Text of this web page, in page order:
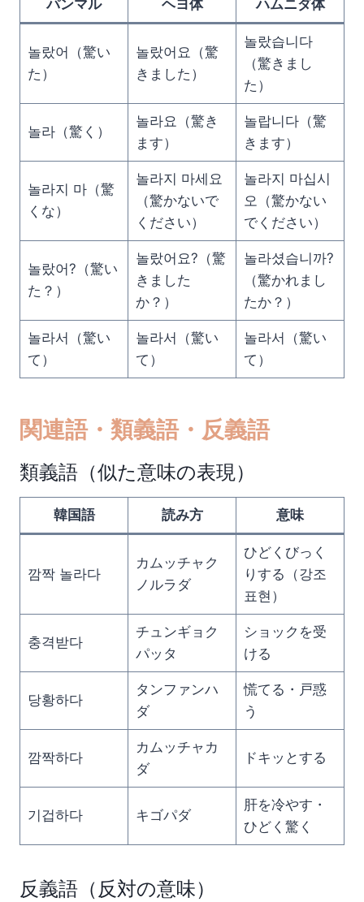
パンマル ヘヨ体 ハムニダ体
놀랐어（驚い
た）
놀랐어요（驚
きました）
놀랐습니다
（驚きまし
た）
놀라（驚く）
놀라요（驚き
ます）
놀랍니다（驚
きます）
놀라지 마（驚
くな）
놀라지 마세요
（驚かないで
ください）
놀라지 마십시
오（驚かない
でください）
놀랐어?（驚い
た？）
놀랐어요?（驚
きました
か？）
놀라셨습니까?
（驚かれまし
たか？）
놀라서（驚い
て）
놀라서（驚い
て）
놀라서（驚い
て）
関連語・類義語・反義語
類義語（似た意味の表現）
韓国語 読み方 意味
깜짝 놀라다
カムッチャク
ノルラダ
ひどくびっく
りする（강조
표현）
충격받다
チュンギョク
パッタ
ショックを受
ける
당황하다
タンファンハ
ダ
慌てる・戸惑
う
깜짝하다
カムッチャカ
ダ
ドキッとする
기겁하다 キゴパダ
肝を冷やす・
ひどく驚く
反義語（反対の意味）